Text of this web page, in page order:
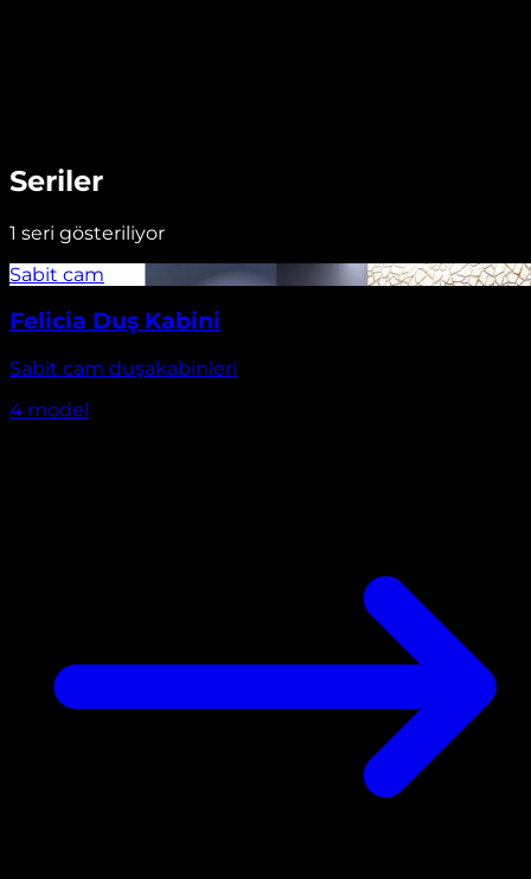
Seriler
1 seri gösteriliyor
Felicia Duş Kabini
Sabit cam duşakabinleri
4 model